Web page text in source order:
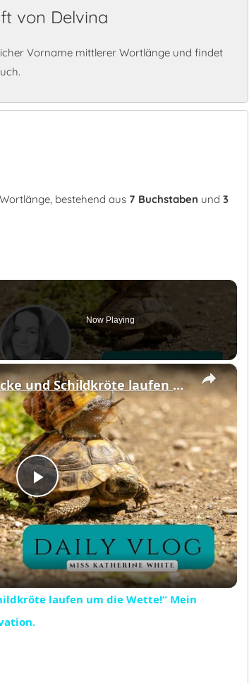
von Delvina
Vorname mittlerer Wortlänge und findet
bestehend aus 7 Buchstaben und 3
Now Playing
×
Play
Video
#DailyVlog! „Schnecke und Schildkröte laufen um die Wette!“ Mein Wochenendmotto! Keine Motivation.
laufen um die Wette!“ Mein